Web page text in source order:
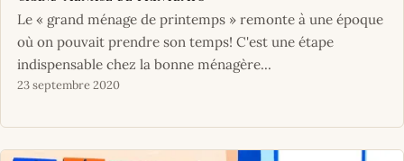
Le « grand ménage de printemps » remonte à une époque
où on pouvait prendre son temps! C'est une étape
indispensable chez la bonne ménagère...
23 septembre 2020